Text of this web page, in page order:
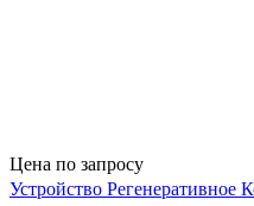
Цена по запросу
Устройство Регенеративное